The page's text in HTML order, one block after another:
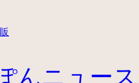
んニュー